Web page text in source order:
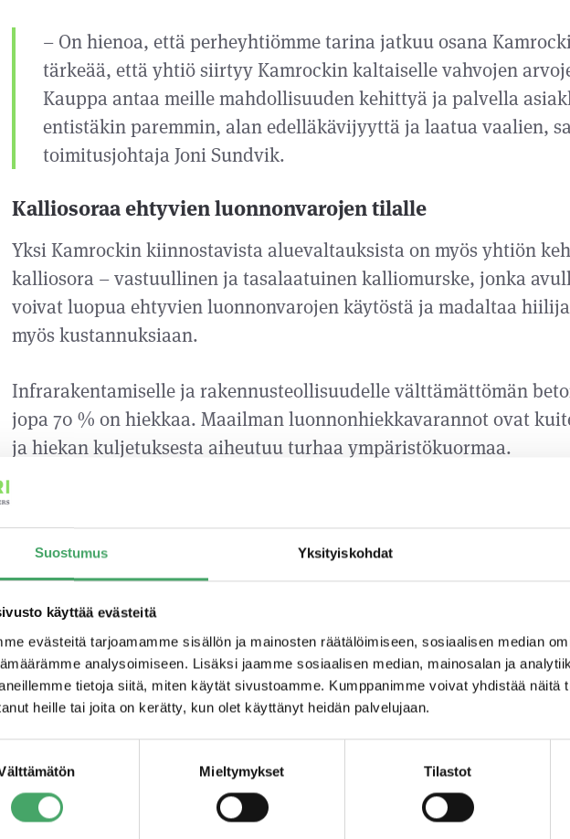
Suostumus Yksityiskohdat
käyttää evästeitä
evästeitä tarjoamamme sisällön ja mainosten räätälöimiseen, sosiaalisen median
analysoimiseen. Lisäksi jaamme sosiaalisen median, mainosalan ja
tietoja siitä, miten käytät sivustoamme. Kumppanimme voivat yhdistää näitä
heille tai joita on kerätty, kun olet käyttänyt heidän palvelujaan.
Mieltymykset Tilastot
– On hienoa, että perheyhtiömme tarina jatkuu osana
tärkeää, että yhtiö siirtyy Kamrockin kaltaiselle vahvojen
Kauppa antaa meille mahdollisuuden kehittyä ja palvella
entistäkin paremmin, alan edelläkävijyyttä ja laatua vaalien,
toimitusjohtaja Joni Sundvik.
Kalliosoraa ehtyvien luonnonvarojen tilalle
Yksi Kamrockin kiinnostavista aluevaltauksista on myös yhtiön
kalliosora – vastuullinen ja tasalaatuinen kalliomurske, jonka
voivat luopua ehtyvien luonnonvarojen käytöstä ja madaltaa
myös kustannuksiaan.
Infrarakentamiselle ja rakennusteollisuudelle välttämättömän
jopa 70 % on hiekkaa. Maailman luonnonhiekkavarannot ovat
ja hiekan kuljetuksesta aiheutuu turhaa ympäristökuormaa.
luonnonhiekan käytölle betonin valmistuksessa.
erinomaisesti sopiva tasalaatuinen hiekka murskataan kalliosta
lähellä toimituspaikkaa. Kun kuljetukset lyhenevät,
kuljetuskulut laskevat ja hiilijalanjälki pienenee merkittävästi.
tasalaatuisuuden ansiosta myös betonin sementtimäärää on
mikä säästää niin kustannuksia kuin luontoakin.
Erityisesti kaivos- ja rakennusteollisuuden sekä infrarakentamisen
keskittyvä Kamrock Oy on murskannut alansa kasvukäyriä
koko olemassaolonsa ajan. Yhtiön vuoden 2020 liikevaihto oli 21